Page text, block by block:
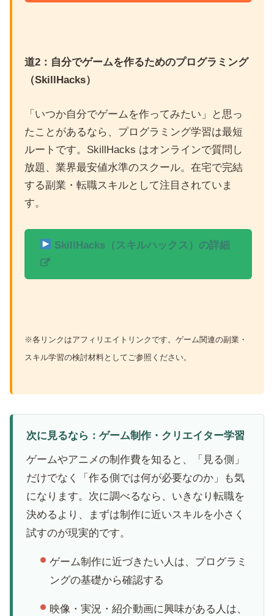
道2：自分でゲームを作るためのプログラミング
（SkillHacks）
「いつか自分でゲームを作ってみたい」と思っ
たことがあるなら、プログラミング学習は最短
ルートです。SkillHacks はオンラインで質問し
放題、業界最安値水準のスクール。在宅で完結
する副業・転職スキルとして注目されていま
す。
SkillHacks（スキルハックス）の詳細
※各リンクはアフィリエイトリンクです。ゲーム関連の副業・
スキル学習の検討材料としてご参照ください。
次に見るなら：ゲーム制作・クリエイター学習
ゲームやアニメの制作費を知ると、「見る側」
だけでなく「作る側では何が必要なのか」も気
になります。次に調べるなら、いきなり転職を
決めるより、まずは制作に近いスキルを小さく
試すのが現実的です。
ゲーム制作に近づきたい人は、プログラミ
ングの基礎から確認する
映像・実況・紹介動画に興味がある人は、